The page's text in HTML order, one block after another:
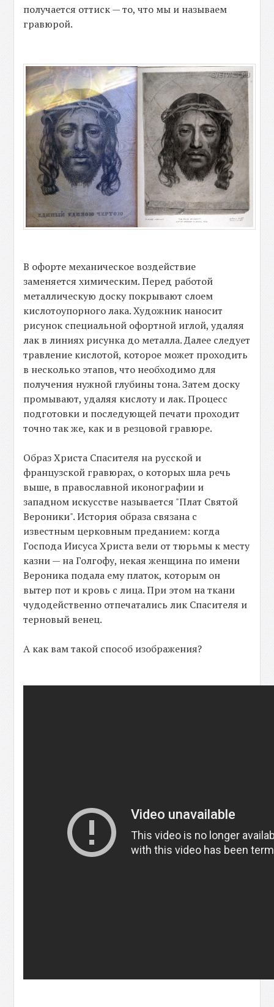
получается оттиск — то, что мы и называем
гравюрой.
В офорте механическое воздействие
заменяется химическим. Перед работой
металлическую доску покрывают слоем
кислотоупорного лака. Художник наносит
рисунок специальной офортной иглой, удаляя
лак в линиях рисунка до металла. Далее следует
травление кислотой, которое может проходить
в несколько этапов, что необходимо для
получения нужной глубины тона. Затем доску
промывают, удаляя кислоту и лак. Процесс
подготовки и последующей печати проходит
точно так же, как и в резцовой гравюре.
Образ Христа Спасителя на русской и
французской гравюрах, о которых шла речь
выше, в православной иконографии и
западном искусстве называется "Плат Святой
Верoники". История образа связана с
известным церковным преданием: когда
Господа Иисуса Христа вели от тюрьмы к месту
казни — на Голгофу, некая женщина по имени
Верoника подала ему платок, которым он
вытер пот и кровь с лица. При этом на ткани
чудодейственно отпечатались лик Спасителя и
терновый венец.
А как вам такой способ изображения?